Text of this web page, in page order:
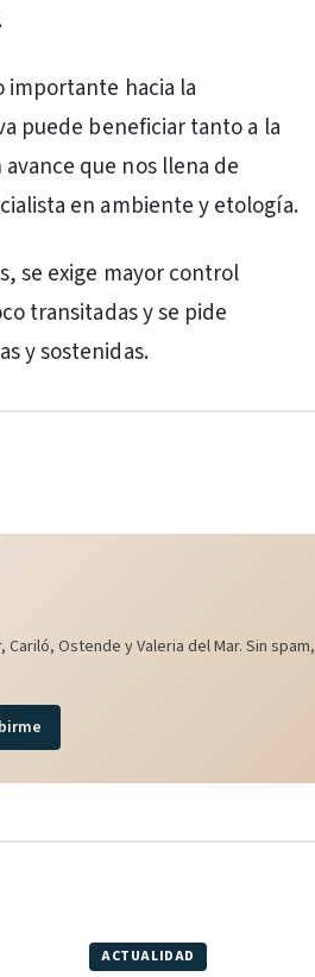
importante hacia la
puede beneficiar tanto a la
que nos llena de
en ambiente y etología.
se exige mayor control
transitadas y se pide
y sostenidas.
Ostende y Valeria del Mar. Sin spam,
ACTUALIDAD